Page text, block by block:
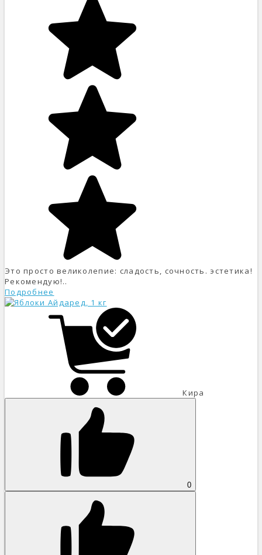
Это просто великолепие: сладость, сочность. эстетика!
Рекомендую!..
Подробнее
Кира
0